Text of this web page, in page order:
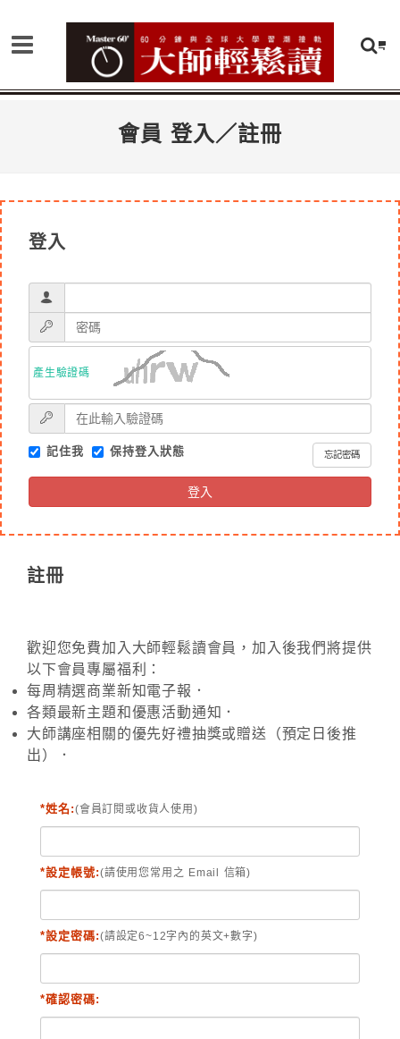
會員 登入／註冊
登入
產生驗證碼
記住我 保持登入狀態 忘記密碼
登入
註冊
歡迎您免費加入大師輕鬆讀會員，加入後我們將提供
以下會員專屬福利：
每周精選商業新知電子報．
各類最新主題和優惠活動通知．
大師講座相關的優先好禮抽獎或贈送（預定日後推
出）．
*姓名:(會員訂閱或收貨人使用)
*設定帳號:(請使用您常用之 Email 信箱)
*設定密碼:(請設定6~12字內的英文+數字)
*確認密碼: